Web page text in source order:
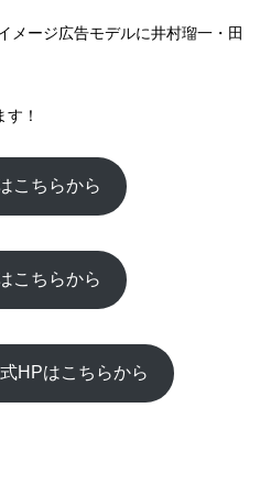
メージ広告モデルに井村瑠一・田
！
こちらから
こちらから
HPはこちらから